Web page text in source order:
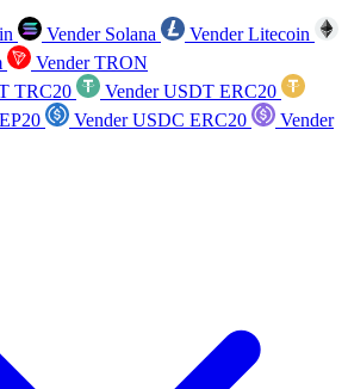
Vender Solana
Vender Litecoin
Vender TRON
TRC20
Vender USDT ERC20
Vender USDC ERC20
Vender